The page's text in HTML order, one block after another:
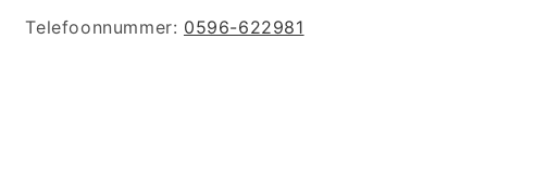
Telefoonnummer: 0596-622981